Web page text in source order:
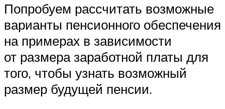
Попробуем рассчитать возможные
варианты пенсионного обеспечения
на примерах в зависимости
от размера заработной платы для
того, чтобы узнать возможный
размер будущей пенсии.